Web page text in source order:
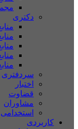
دکتری
سردفتری
اختبار
قضاوت
مشاوران
استخدامی
کاربردی